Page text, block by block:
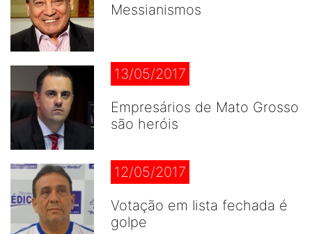
Messianismos
13/05/2017
Empresários de Mato Grosso
são heróis
12/05/2017
Votação em lista fechada é
golpe